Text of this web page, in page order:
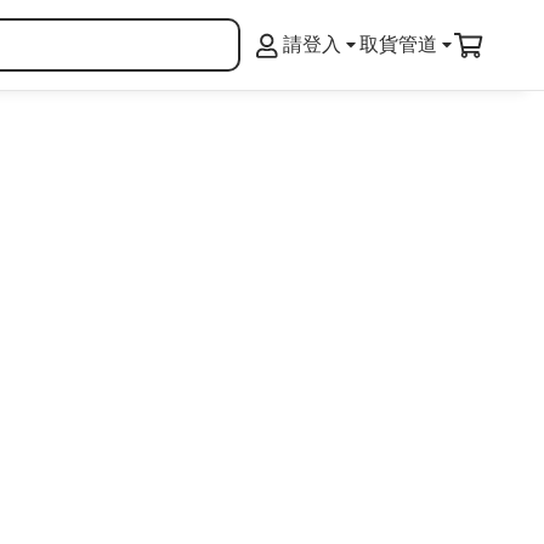
請登入 取貨管道